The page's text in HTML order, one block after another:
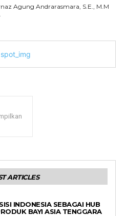
Agung Andrarasmara, S.E., M.M
ARTICLES
INDONESIA SEBAGAI HUB
BAYI ASIA TENGGARA